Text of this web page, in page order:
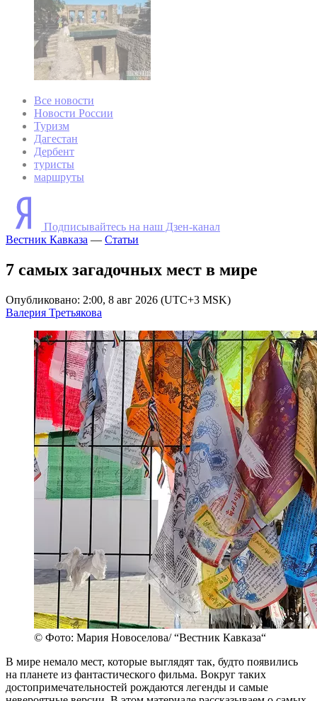
Все новости
Новости России
Туризм
Дагестан
Дербент
туристы
маршруты
Подписывайтесь на наш Дзен-канал
Вестник Кавказа — Статьи
7 самых загадочных мест в мире
Опубликовано: 2:00, 8 авг 2026 (UTC+3 MSK)
Валерия Третьякова
© Фото: Мария Новоселова/ “Вестник Кавказа“
В мире немало мест, которые выглядят так, будто появились
на планете из фантастического фильма. Вокруг таких
достопримечательностей рождаются легенды и самые